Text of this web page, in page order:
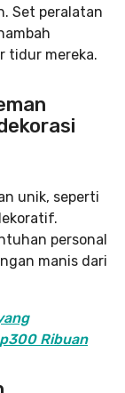
Set peralatan
tidur mereka.
unik, seperti
personal
manis dari
Ribuan